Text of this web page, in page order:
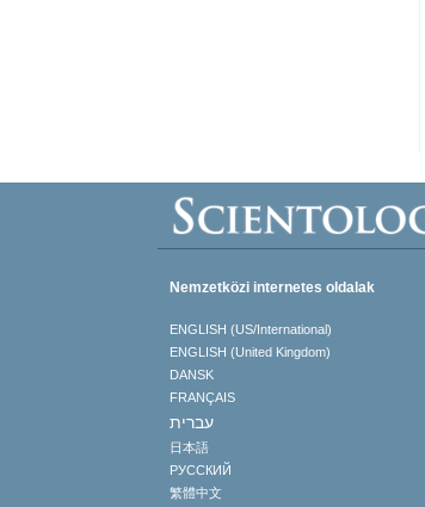
Nemzetközi internetes oldalak
ENGLISH (US/International)
ENGLISH (United Kingdom)
DANSK
FRANÇAIS
עברית
日本語
РУССКИЙ
繁體中文